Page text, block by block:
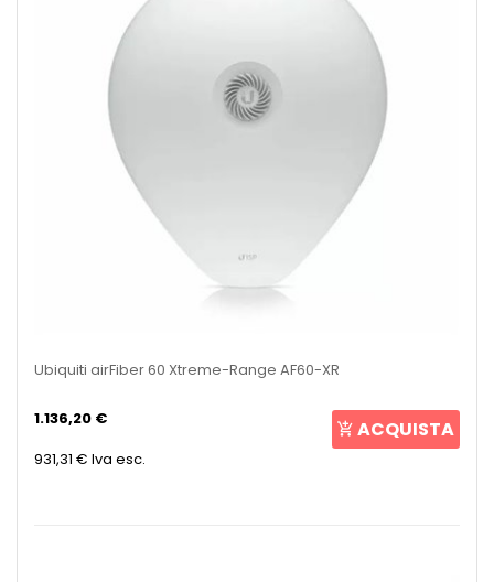
Ubiquiti airFiber 60 Xtreme-Range AF60-XR
1.136,20 €
931,31 € Iva esc.
ACQUISTA